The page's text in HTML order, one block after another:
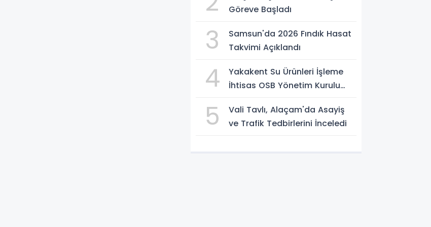
Göreve Başladı
3
Samsun'da 2026 Fındık Hasat
Takvimi Açıklandı
4
Yakakent Su Ürünleri İşleme
İhtisas OSB Yönetim Kurulu
5
Vali Tavlı, Alaçam'da Asayiş
ve Trafik Tedbirlerini İnceledi